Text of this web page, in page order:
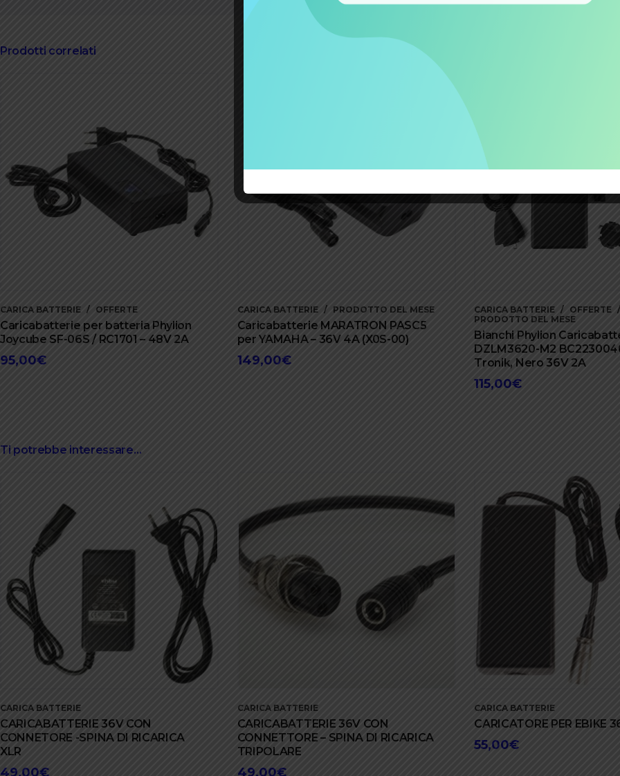
Prodotti correlati
CARICA BATTERIE OFFERTE
Caricabatterie per batteria Phylion
Joycube SF-06S / RC1701 – 48V 2A
95,00€
CARICA BATTERIE PRODOTTO DEL MESE
Caricabatterie MARATRON PASC5
per YAMAHA – 36V 4A (X0S-00)
149,00€
CARICA BATTERIE
OFFERTE
PRODOTTO DEL MESE
Bianchi Phylion
DZLM3620-M2
Tronik, Nero 36V 2A
115,00€
Ti potrebbe interessare…
CARICA BATTERIE
CARICABATTERIE 36V CON
CONNETORE -SPINA DI RICARICA
XLR
49,00€
CARICA BATTERIE
CARICABATTERIE 36V CON
CONNETTORE – SPINA DI RICARICA
TRIPOLARE
49,00€
CARICA BATTERIE
CARICATORE PER EBIKE
55,00€